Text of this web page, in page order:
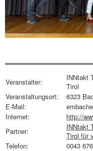
Veranstalter:
INNtakt
Tirol
Veranstaltungsort:
6323
E-Mail:
Internet:
http://
Partner:
INNtakt
Tirol für
Telefon:
0043